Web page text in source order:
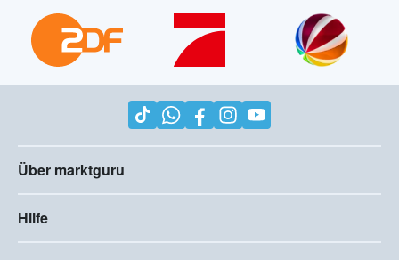
Über marktguru
Hilfe